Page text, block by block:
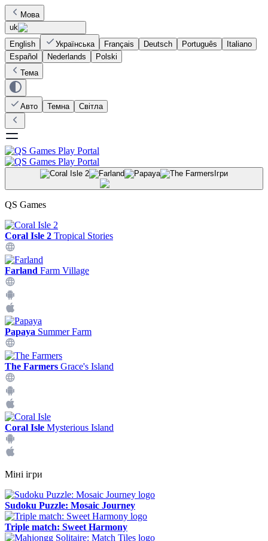
Мова
uk
English
Українська Français Deutsch Português
Italiano
Español
Nederlands
Polski
Тема
Авто Темна Світла
Ігри
QS Games
Coral Isle 2 Tropical Stories
Farland Farm Village
Papaya Summer Farm
The Farmers Grace's Island
Coral Isle Mysterious Island
Міні ігри
Sudoku Puzzle: Mosaic Journey
Triple match: Sweet Harmony